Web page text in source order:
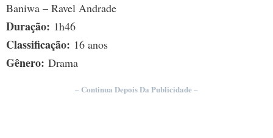
Baniwa – Ravel Andrade
Duração: 1h46
Classificação: 16 anos
Gênero: Drama
– Continua Depois Da Publicidade –